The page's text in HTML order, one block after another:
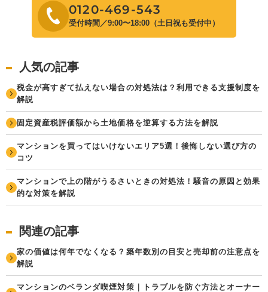
0120-469-543
受付時間／9:00〜18:00（土日祝も受付中）
人気の記事
税金が高すぎて払えない場合の対処法は？利用できる支援制度を
解説
固定資産税評価額から土地価格を逆算する方法を解説
マンションを買ってはいけないエリア5選！後悔しない選び方の
コツ
マンションで上の階がうるさいときの対処法！騒音の原因と効果
的な対策を解説
関連の記事
家の価値は何年でなくなる？築年数別の目安と売却前の注意点を
解説
マンションのベランダ喫煙対策｜トラブルを防ぐ方法とオーナー